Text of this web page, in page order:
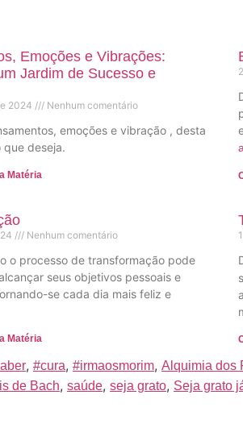
Emoções e Vibrações:
Jardim de Sucesso e
2024 Nenhum comentário
emoções e vibração , desta
deseja.
Matéria
Nenhum comentário
o processo de transformação pode
seus objetivos pessoais e
se cada dia mais feliz e
Matéria
, #cura, #irmaosmorim, Alquimia dos
de Bach, saúde, seja grato, Seja grato